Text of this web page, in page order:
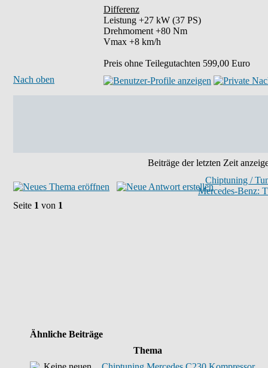
Differenz
Leistung +27 kW (37 PS)
Drehmoment +80 Nm
Vmax +8 km/h
Preis ohne Teilegutachten 599,00 Euro
Nach oben
Beiträge der letzten Zeit
Chiptuning /
Mercedes-Benz:
Seite 1 von 1
Ähnliche Beiträge
Thema